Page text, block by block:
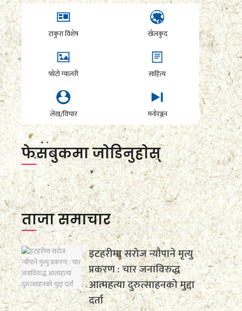
टाकुरा विशेष खेलकुद
फोटो ग्यालरी साहित्य
लेख/विचार मनोरञ्जन
फेसबुकमा जाेडिनुहाेस्
ताजा समाचार
इटहरीमा सरोज न्यौपाने मृत्यु
प्रकरण : चार जनाविरुद्ध
आत्महत्या दुरुत्साहनको मुद्दा
दर्ता